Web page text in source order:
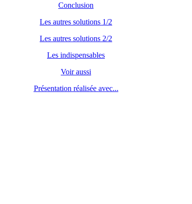
Conclusion
Les autres solutions 1/2
Les autres solutions 2/2
Les indispensables
Voir aussi
Présentation réalisée avec...